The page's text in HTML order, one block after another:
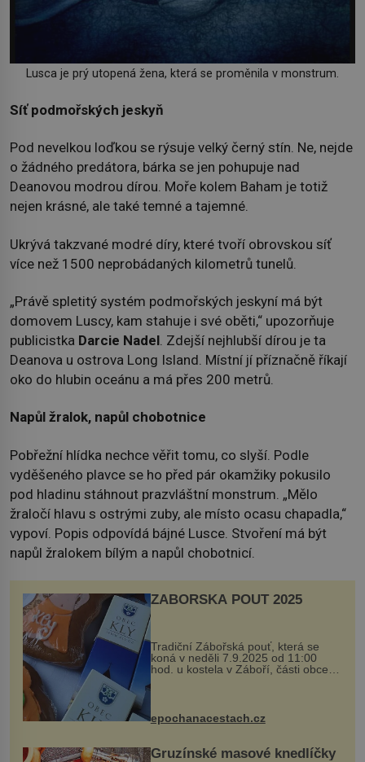
Lusca je prý utopená žena, která se proměnila v monstrum.
Síť podmořských jeskyň
Pod nevelkou loďkou se rýsuje velký černý stín. Ne, nejde
o žádného predátora, bárka se jen pohupuje nad
Deanovou modrou dírou. Moře kolem Baham je totiž
nejen krásné, ale také temné a tajemné.
Ukrývá takzvané modré díry, které tvoří obrovskou síť
více než 1500 neprobádaných kilometrů tunelů.
„Právě spletitý systém podmořských jeskyní má být
domovem Luscy, kam stahuje i své oběti,“ upozorňuje
publicistka Darcie Nadel . Zdejší nejhlubší dírou je ta
Deanova u ostrova Long Island. Místní jí příznačně říkají
oko do hlubin oceánu a má přes 200 metrů.
Napůl žralok, napůl chobotnice
Pobřežní hlídka nechce věřit tomu, co slyší. Podle
vyděšeného plavce se ho před pár okamžiky pokusilo
pod hladinu stáhnout prazvláštní monstrum. „Mělo
žraločí hlavu s ostrými zuby, ale místo ocasu chapadla,“
vypoví. Popis odpovídá bájné Lusce. Stvoření má být
napůl žralokem bílým a napůl chobotnicí.
ZÁBOŘSKÁ POUŤ 2025
Tradiční Zábořská pouť, která se
koná v neděli 7.9.2025 od 11:00
hod. u kostela v Záboří, části obce
Kly u Mělníka. V programu naleznete
komentovanou prohlídku kostela,
epochanacestach.cz
Gruzínské masové knedlíčky